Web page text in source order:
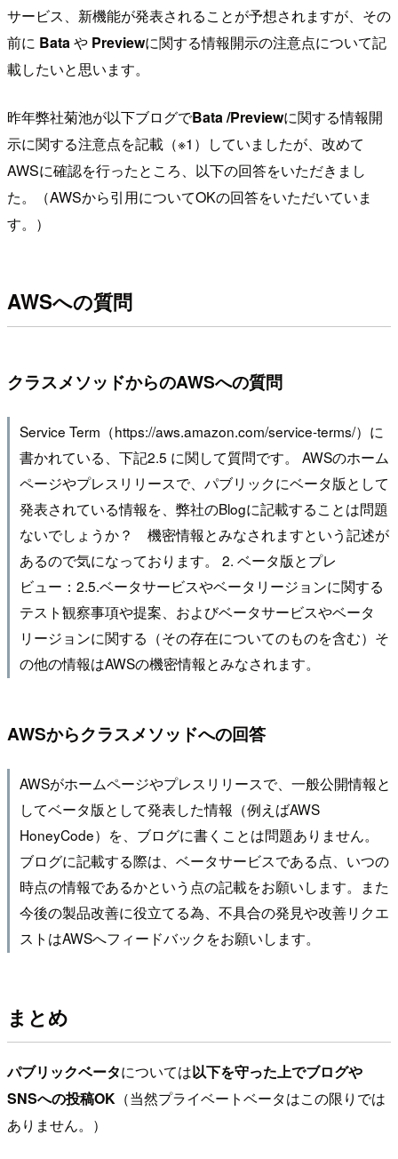
サービス、新機能が発表されることが予想されますが、その
前に Bata や Previewに関する情報開示の注意点について記
載したいと思います。
昨年弊社菊池が以下ブログでBata /Previewに関する情報開
示に関する注意点を記載（※1）していましたが、改めて
AWSに確認を行ったところ、以下の回答をいただきまし
た。（AWSから引用についてOKの回答をいただいていま
す。）
AWSへの質問
クラスメソッドからのAWSへの質問
Service Term（https://aws.amazon.com/service-terms/）に
書かれている、下記2.5 に関して質問です。 AWSのホーム
ページやプレスリリースで、パブリックにベータ版として
発表されている情報を、弊社のBlogに記載することは問題
ないでしょうか？ 機密情報とみなされますという記述が
あるので気になっております。 2. ベータ版とプレ
ビュー：2.5.ベータサービスやベータリージョンに関する
テスト観察事項や提案、およびベータサービスやベータ
リージョンに関する（その存在についてのものを含む）そ
の他の情報はAWSの機密情報とみなされます。
AWSからクラスメソッドへの回答
AWSがホームページやプレスリリースで、一般公開情報と
してベータ版として発表した情報（例えばAWS
HoneyCode）を、ブログに書くことは問題ありません。
ブログに記載する際は、ベータサービスである点、いつの
時点の情報であるかという点の記載をお願いします。また
今後の製品改善に役立てる為、不具合の発見や改善リクエ
ストはAWSへフィードバックをお願いします。
まとめ
パブリックベータについては以下を守った上でブログや
SNSへの投稿OK （当然プライベートベータはこの限りでは
ありません。）